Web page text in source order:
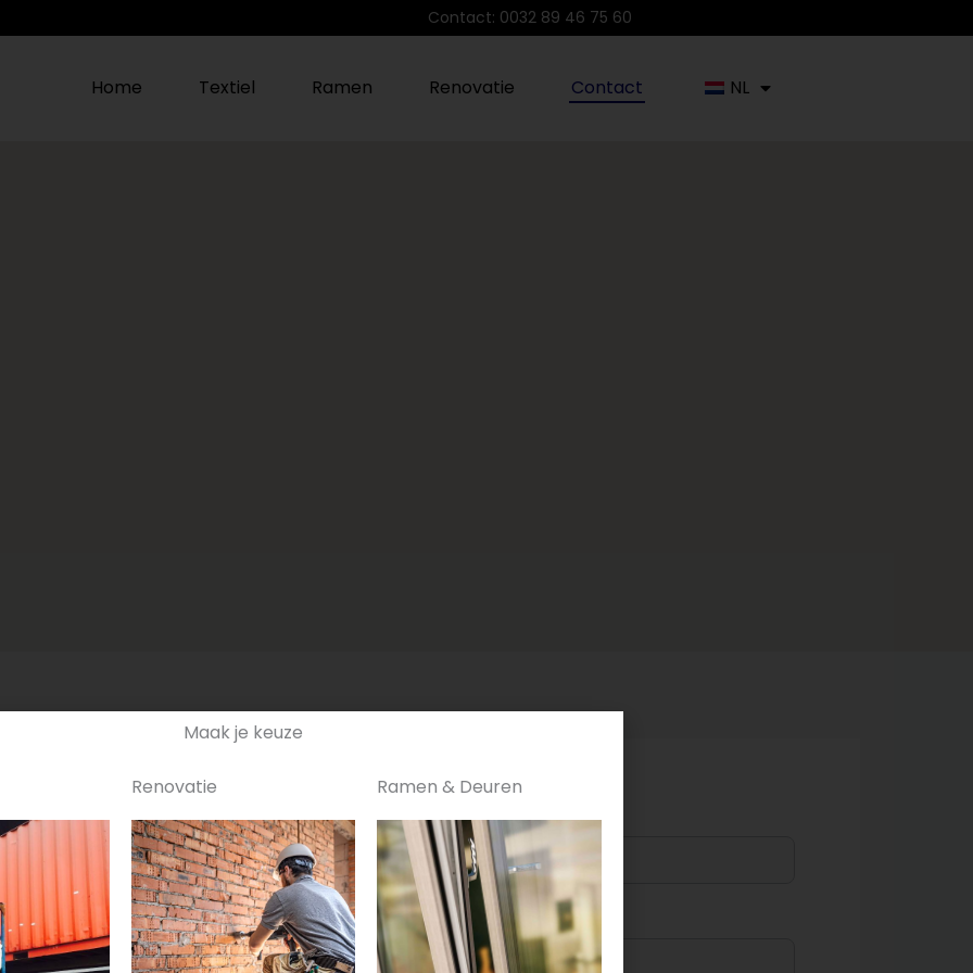
Contact: 0032 89 46 75 60
Home Textiel Ramen Renovatie Contact NL
Contact
Naam Voornaam
Email adres
Maak je keuze
Renovatie Ramen & Deuren